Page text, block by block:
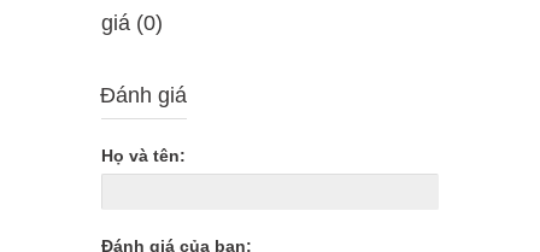
giá (0)
Đánh giá
Họ và tên:
Đánh giá của bạn: